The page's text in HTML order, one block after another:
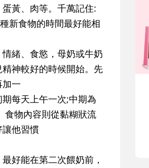
黃、肉等。千萬記住:
新食物的時間最好能相
緒、食慾，母奶或牛奶
神較好的時候開始。先
一
每天上午一次;中期為
食物內容則從黏糊狀流
他習慣
好能在第二次餵奶前，